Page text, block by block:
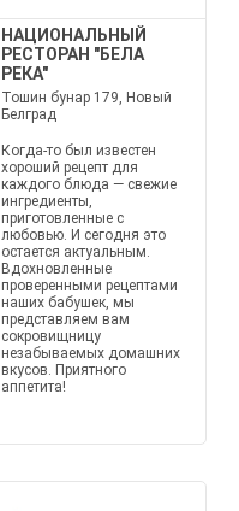
НАЦИОНАЛЬНЫЙ
РЕСТОРАН "БЕЛА
РЕКА"
Тошин бунар 179, Новый
Белград
Когда-то был известен
хороший рецепт для
каждого блюда — свежие
ингредиенты,
приготовленные с
любовью. И сегодня это
остается актуальным.
Вдохновленные
проверенными рецептами
наших бабушек, мы
представляем вам
сокровищницу
незабываемых домашних
вкусов. Приятного
аппетита!